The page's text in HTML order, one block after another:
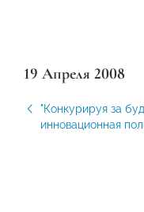
19 Апреля 2008
"Конкурируя за
инновационная